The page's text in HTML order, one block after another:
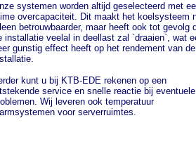
systemen worden altijd geselecteerd met
overcapaciteit. Dit maakt het koelsysteem
betrouwbaarder, maar heeft ook tot gevolg
installatie veelal in deellast zal `draaien`, wat
gunstig effect heeft op het rendement van de
kunt u bij KTB-EDE rekenen op een
service en snelle reactie bij eventuele
Wij leveren ook temperatuur
voor serverruimtes.